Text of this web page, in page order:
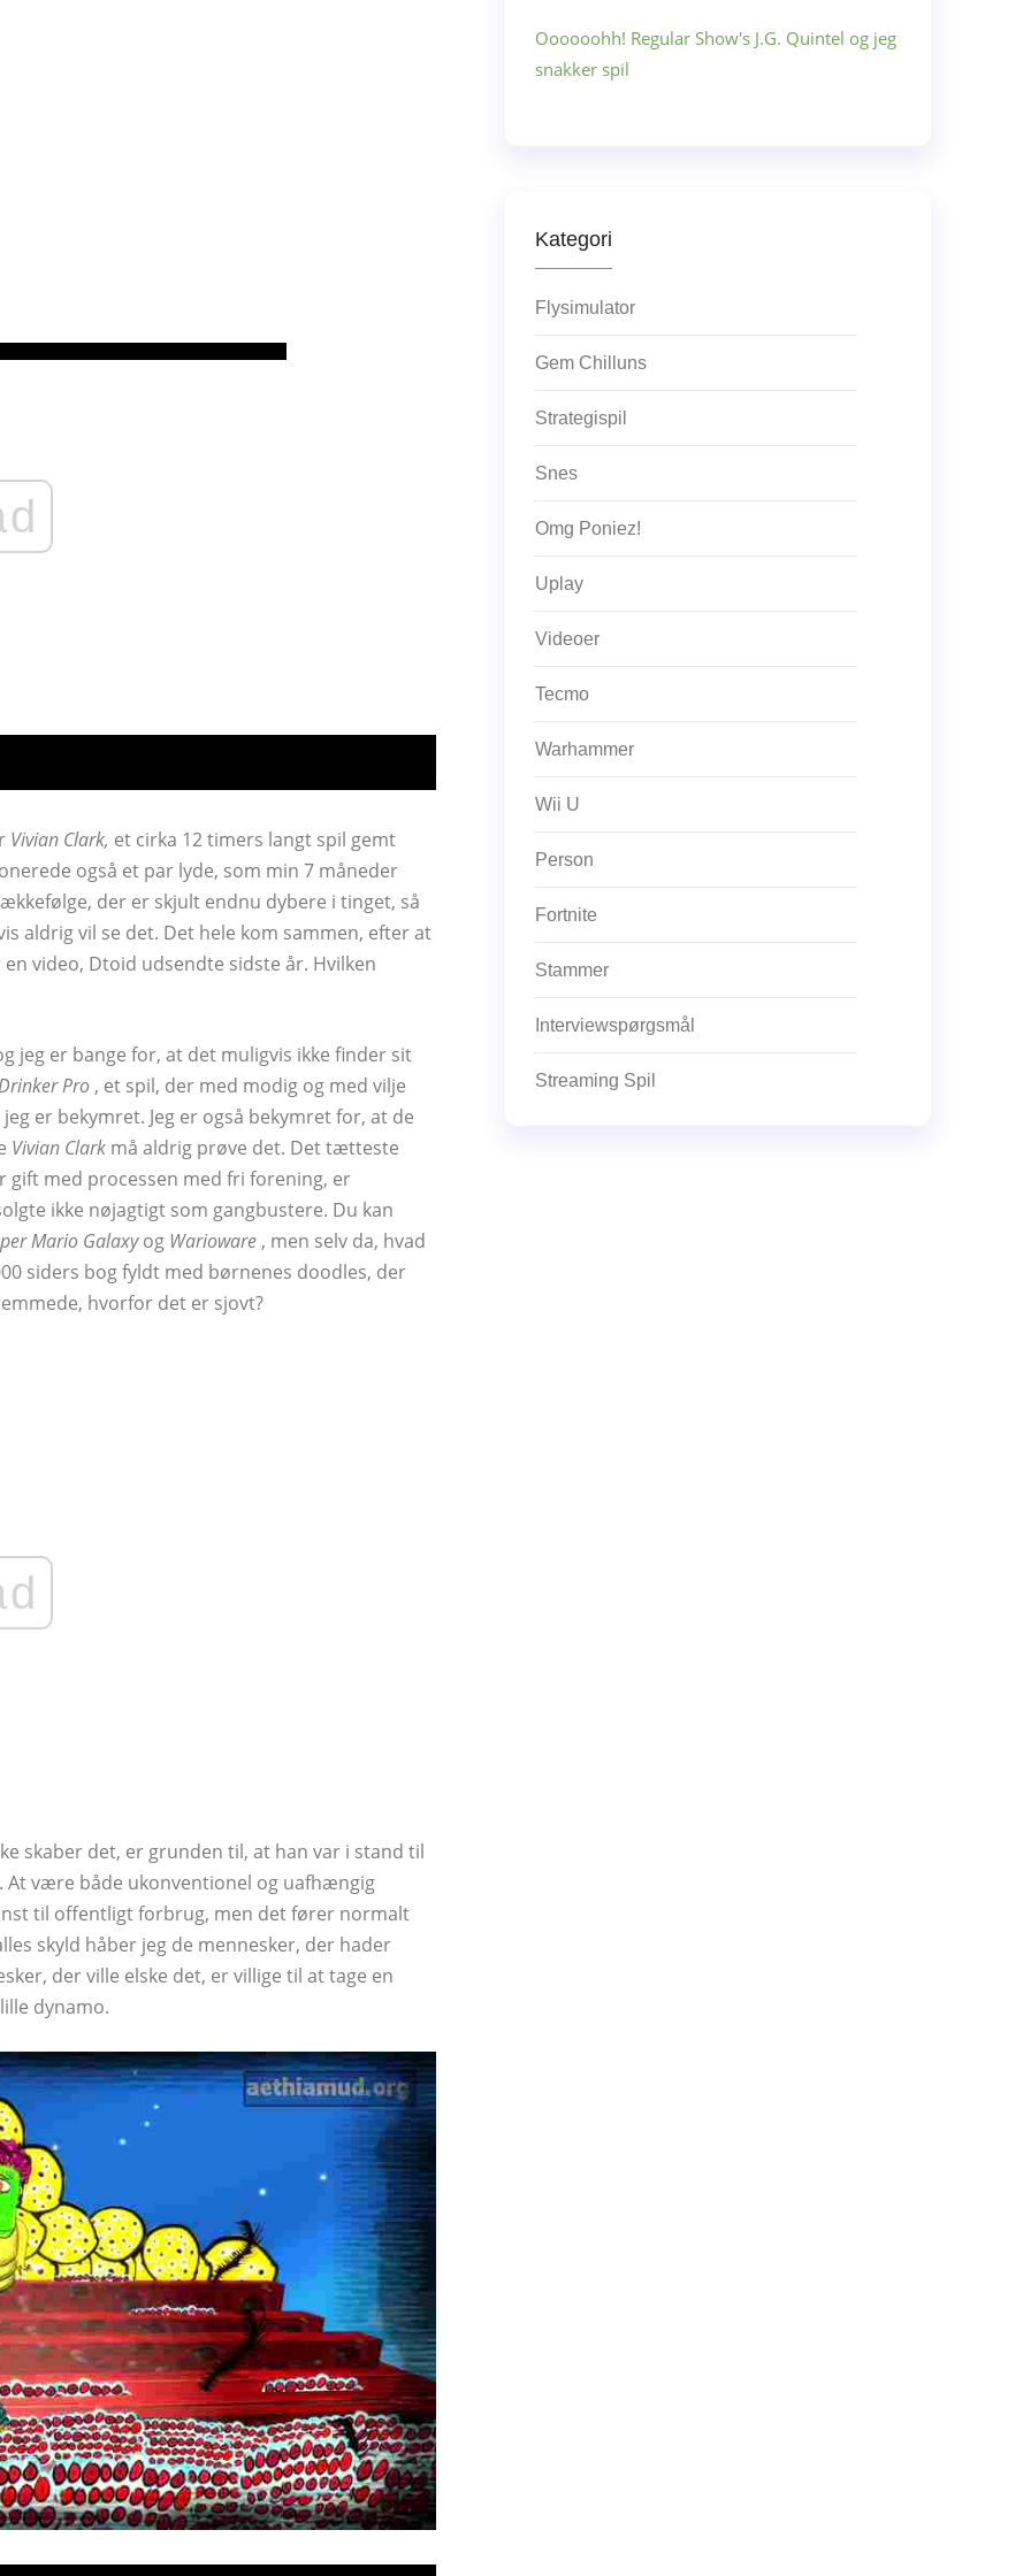
Vivian Clark, et cirka 12 timers langt spil gemt
også et par lyde, som min 7 måneder
der er skjult endnu dybere i tinget, så
aldrig vil se det. Det hele kom sammen, efter at
video, Dtoid udsendte sidste år. Hvilken
jeg er bange for, at det muligvis ikke finder sit
Pro , et spil, der med modig og med vilje
er bekymret. Jeg er også bekymret for, at de
Vivian Clark må aldrig prøve det. Det tætteste
med processen med fri forening, er
ikke nøjagtigt som gangbustere. Du kan
Mario Galaxyog Warioware , men selv da, hvad
siders bog fyldt med børnenes doodles, der
hvorfor det er sjovt?
skaber det, er grunden til, at han var i stand til
At være både ukonventionel og uafhængig
til offentligt forbrug, men det fører normalt
skyld håber jeg de mennesker, der hader
der ville elske det, er villige til at tage en
dynamo.
Oooooohh! Regular Show's J.G. Quintel og jeg
snakker spil
Kategori
Flysimulator
Gem Chilluns
Strategispil
Snes
Omg Poniez!
Uplay
Videoer
Tecmo
Warhammer
Wii U
Person
Fortnite
Stammer
Interviewspørgsmål
Streaming Spil